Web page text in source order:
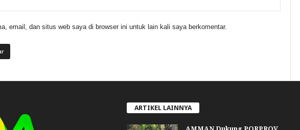
email, dan situs web saya di browser ini untuk lain kali saya berkomentar.
ARTIKEL LAINNYA